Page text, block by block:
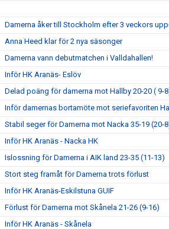
Damerna åker till Stockholm efter 3 veckors
Anna Heed klar för 2 nya säsonger
Damerna vann debutmatchen i Valldahallen!
Inför HK Aranäs- Eslöv
Delad poäng för damerna mot Hallby 20-20 ( 9-
Inför damernas bortamöte mot seriefavoriten
Stabil seger för Damerna mot Nacka 35-19 (20-
Inför HK Aranäs - Nacka HK
Islossning för Damerna i AIK land 23-35 (11-13)
Stort steg framåt för Damerna trots förlust
Inför HK Aranäs-Eskilstuna GUIF
Förlust för Damerna mot Skånela 21-26 (9-16)
Inför HK Aranäs - Skånela